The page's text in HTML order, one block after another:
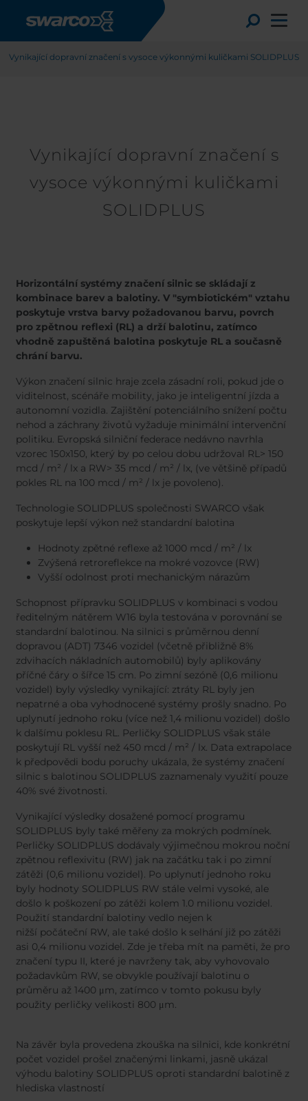
Toggle
Austria
Armenia
Belgium
Bulgaria
Chile
Czech Republic
Finland
France
Iceland
Italy
Jamaica
Latvia
Moldavia
Netherlands
Norway
Romania
Slovenia
Spain
Switzerland
Turkey
Kosovo
Ukraine
America
Rest of the
world
Příběhy
Vynikající dopravní značení s vysoce výkonnými kuličkami SOLIDPLUS
Vynikající dopravní značení s
vysoce výkonnými kuličkami
SOLIDPLUS
Horizontální systémy značení silnic se skládají z
kombinace barev a balotiny. V "symbiotickém" vztahu
poskytuje vrstva barvy požadovanou barvu, povrch
pro zpětnou reflexi (RL) a drží balotinu, zatímco
vhodně zapuštěná balotina poskytuje RL a současně
chrání barvu.
Výkon značení silnic hraje zcela zásadní roli, pokud jde o
viditelnost, scénáře mobility, jako je inteligentní jízda a
autonomní vozidla. Zajištění potenciálního snížení počtu
nehod a záchrany životů vyžaduje minimální intervenční
politiku. Evropská silniční federace nedávno navrhla
vzorec 150x150, který by po celou dobu udržoval RL> 150
mcd / m² / lx a RW> 35 mcd / m² / lx, (ve většině případů
pokles RL na 100 mcd / m² / lx je povoleno).
Technologie SOLIDPLUS společnosti SWARCO však
poskytuje lepší výkon než standardní balotina
Hodnoty zpětné reflexe až 1000 mcd / m² / lx
Zvýšená retroreflekce na mokré vozovce (RW)
Vyšší odolnost proti mechanickým nárazům
Schopnost přípravku SOLIDPLUS v kombinaci s vodou
ředitelným nátěrem W16 byla testována v porovnání se
standardní balotinou. Na silnici s průměrnou denní
dopravou (ADT) 7346 vozidel (včetně přibližně 8%
zdvihacích nákladních automobilů) byly aplikovány
příčné čáry o šířce 15 cm. Po zimní sezóně (0,6 milionu
vozidel) byly výsledky vynikající: ztráty RL byly jen
nepatrné a oba vyhodnocené systémy prošly snadno. Po
uplynutí jednoho roku (více než 1,4 milionu vozidel) došlo
k dalšímu poklesu RL. Perličky SOLIDPLUS však stále
poskytují RL vyšší než 450 mcd / m² / lx. Data extrapolace
k předpovědi bodu poruchy ukázala, že systémy značení
silnic s balotinou SOLIDPLUS zaznamenaly využití pouze
40% své životnosti.
Vynikající výsledky dosažené pomocí programu
SOLIDPLUS byly také měřeny za mokrých podmínek.
Perličky SOLIDPLUS dodávaly výjimečnou mokrou noční
zpětnou reflexivitu (RW) jak na začátku tak i po zimní
zátěži (0,6 milionu vozidel). Po uplynutí jednoho roku
byly hodnoty SOLIDPLUS RW stále velmi vysoké, ale
došlo k poškození po zátěži kolem 1.0 milionu vozidel.
Použití standardní balotiny vedlo nejen k
nižší počáteční RW, ale také došlo k selhání již po zátěži
asi 0,4 milionu vozidel. Zde je třeba mít na paměti, že pro
značení typu II, které je navrženy tak, aby vyhovovalo
požadavkům RW, se obvykle používají balotinu o
průměru až 1400 μm, zatímco v tomto pokusu byly
použity perličky velikosti 800 μm.
Na závěr byla provedena zkouška na silnici, kde konkrétní
počet vozidel prošel značenými linkami, jasně ukázal
výhodu balotiny SOLIDPLUS oproti standardní balotině z
hlediska vlastností